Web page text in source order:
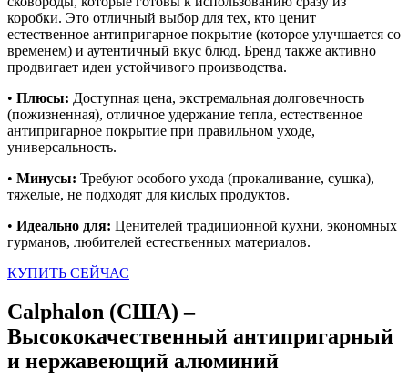
коробки. Это отличный выбор для тех, кто ценит
естественное антипригарное покрытие (которое улучшается со
временем) и аутентичный вкус блюд. Бренд также активно
продвигает идеи устойчивого производства.
• Плюсы: Доступная цена, экстремальная долговечность
(пожизненная), отличное удержание тепла, естественное
антипригарное покрытие при правильном уходе,
универсальность.
• Минусы: Требуют особого ухода (прокаливание, сушка),
тяжелые, не подходят для кислых продуктов.
• Идеально для: Ценителей традиционной кухни, экономных
гурманов, любителей естественных материалов.
КУПИТЬ СЕЙЧАС
Calphalon (США) –
Высококачественный антипригарный
и нержавеющий алюминий